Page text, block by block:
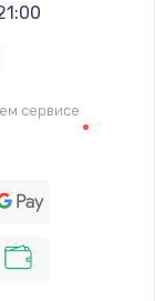
сервисе